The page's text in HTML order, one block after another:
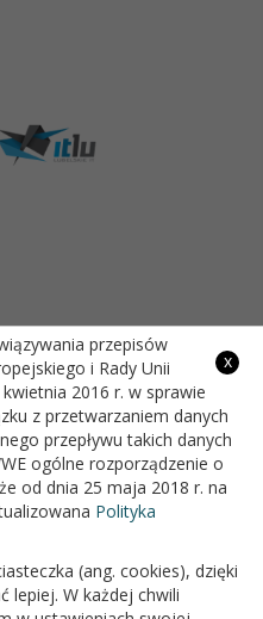
GMINY BIAŁOPOLE
x
przepisów
i Rady Unii
2016 r. w sprawie
z przetwarzaniem danych
przepływu takich danych
ogólne rozporządzenie o
od dnia 25 maja 2018 r. na
Polityka
(ang. cookies), dzięki
lepiej. W każdej chwili